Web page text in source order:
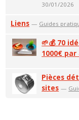
30/01/2026
Liens — Guides
🌱💰 70
1000€ par
Pièces
sites —